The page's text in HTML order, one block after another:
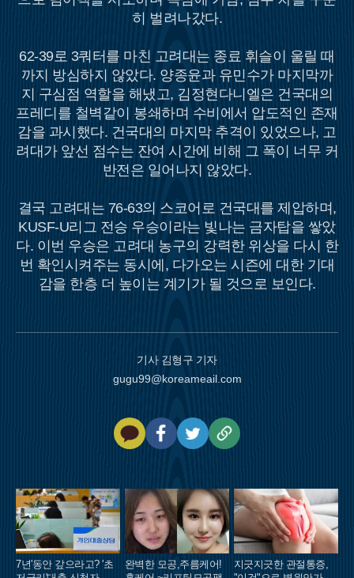
히 벌려나갔다.
62-39로 3쿼터를 마친 고려대는 종료 휘슬이 울릴 때
까지 방심하지 않았다. 양종윤과 유민수가 마지막까
지 구심점 역할을 해냈고, 김정현다니엘은 건국대의
프레디를 철벽같이 봉쇄하며 수비에서 압도적인 존재
감을 과시했다. 건국대의 마지막 추격이 있었으나, 고
려대가 앞선 점수는 잔여 시간에 비해 그 폭이 너무 커
반전은 일어나지 않았다.
결국 고려대는 76-63의 스코어로 건국대를 제압하며,
KUSF-U리그 전승 우승이라는 빛나는 금자탑을 쌓았
다. 이번 우승은 고려대 농구의 강력한 위상을 다시 한
번 확인시켜주는 동시에, 다가오는 시즌에 대한 기대
감을 한층 더 높이는 계기가 될 것으로 보인다.
기사 김형구 기자
gugu99@koreameail.com
톡
북
복
사
7년'동안 갚으라고? '초
완벽한 모공,주름케어!
지긋지긋한 관절통증,